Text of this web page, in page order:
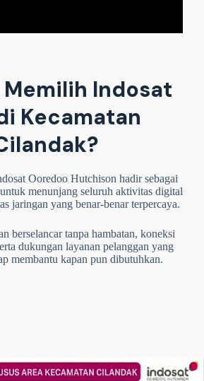
Memilih Indosat
Kecamatan
Ooredoo Hutchison hadir sebagai
menunjang seluruh aktivitas digital
jaringan yang benar-benar terpercaya.
berselancar tanpa hambatan, koneksi
dukungan layanan pelanggan yang
membantu kapan pun dibutuhkan.